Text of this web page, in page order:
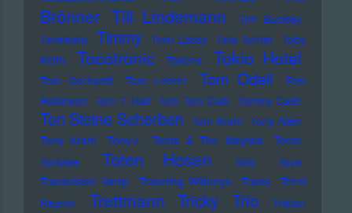
Brönner Till Lindemann
Tim Buckley
Timewarp Timmy Timo Lassy Tina Turner Toby
Keith
Tocotronic Tokens Tokio Hotel
Tom Gerhardt Tom Lehrer Tom Odell
Tom
Robinson Tom T. Hall Tom Tom Club Tommy Cash
Ton Steine Scherben Toni Krahl Tony Allen
Tony Krahl
Tony-L Toots & The Maytals
Torch
Tortoise
Toten Hosen Toto
Toya
Transvision Vamp
Traveling Wilburys Travis
Trent
Reznor
Trettmann Tricky Trio
Tristan